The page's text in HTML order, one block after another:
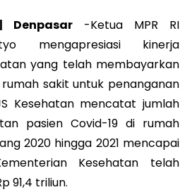
Denpasar -Ketua MPR RI
mengapresiasi kinerja
yang telah membayarkan
sakit untuk penanganan
Kesehatan mencatat jumlah
pasien Covid-19 di rumah
2020 hingga 2021 mencapai
Kesehatan telah
91,4 triliun.